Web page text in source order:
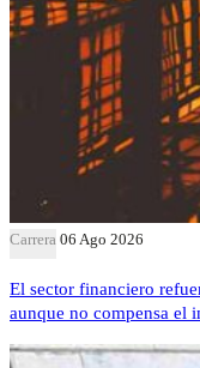
Carrera 06 Ago 2026
El sector financiero
aunque no compensa el